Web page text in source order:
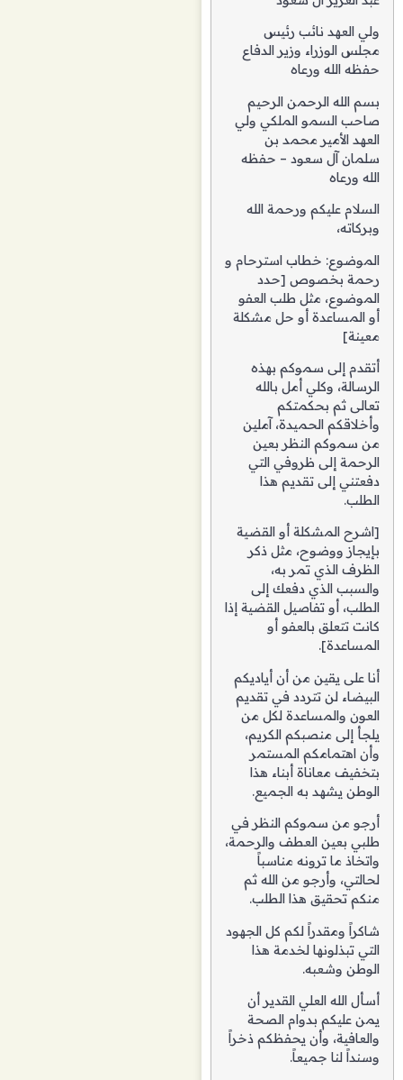
ولي العهد نائب رئيس
مجلس الوزراء وزير الدفاع
حفظه الله ورعاه
بسم الله الرحمن الرحيم
صاحب السمو الملكي ولي
العهد الأمير محمد بن
سلمان آل سعود – حفظه
الله ورعاه
السلام عليكم ورحمة الله
وبركاته،
الموضوع: خطاب استرحام و
رحمة بخصوص [حدد
الموضوع، مثل طلب العفو
أو المساعدة أو حل مشكلة
معينة]
أتقدم إلى سموكم بهذه
الرسالة، وكلي أمل بالله
تعالى ثم بحكمتكم
وأخلاقكم الحميدة، آملين
من سموكم النظر بعين
الرحمة إلى ظروفي التي
دفعتني إلى تقديم هذا
الطلب.
[اشرح المشكلة أو القضية
بإيجاز ووضوح، مثل ذكر
الظرف الذي تمر به،
والسبب الذي دفعك إلى
الطلب، أو تفاصيل القضية إذا
كانت تتعلق بالعفو أو
المساعدة].
أنا على يقين من أن أياديكم
البيضاء لن تتردد في تقديم
العون والمساعدة لكل من
يلجأ إلى منصبكم الكريم،
وأن اهتمامكم المستمر
بتخفيف معاناة أبناء هذا
الوطن يشهد به الجميع.
أرجو من سموكم النظر في
طلبي بعين العطف والرحمة،
واتخاذ ما ترونه مناسباً
لحالتي، وأرجو من الله ثم
منكم تحقيق هذا الطلب.
شاكراً ومقدراً لكم كل الجهود
التي تبذلونها لخدمة هذا
الوطن وشعبه.
أسأل الله العلي القدير أن
يمن عليكم بدوام الصحة
والعافية، وأن يحفظكم ذخراً
وسنداً لنا جميعاً.